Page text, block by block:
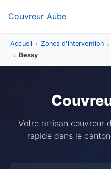
Couvreur Aube
Accueil Zones d'intervention
Bessy
Votre artisan couvreur
rapide dans le